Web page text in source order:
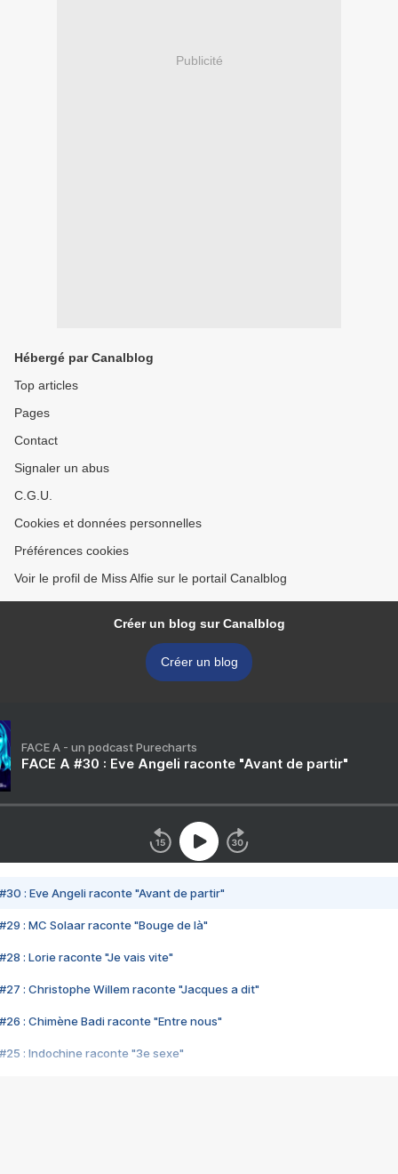
Publicité
Hébergé par Canalblog
Top articles
Pages
Contact
Signaler un abus
C.G.U.
Cookies et données personnelles
Préférences cookies
Voir le profil de Miss Alfie sur le portail Canalblog
Créer un blog sur Canalblog
Créer un blog
FACE A - un podcast Purecharts
FACE A #30 : Eve Angeli raconte "Avant de partir"
#30 : Eve Angeli raconte "Avant de partir"
#29 : MC Solaar raconte "Bouge de là"
#28 : Lorie raconte "Je vais vite"
#27 : Christophe Willem raconte "Jacques a dit"
#26 : Chimène Badi raconte "Entre nous"
#25 : Indochine raconte "3e sexe"